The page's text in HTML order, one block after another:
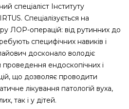
спеціаліст Інституту
Спеціалізується на
ЛОР-операцій: від рутинних до
специфічних навиків і
досконало володіє
ендоскопічних і
що дозволяє проводити
лікування патологій вуха,
так і у дітей.